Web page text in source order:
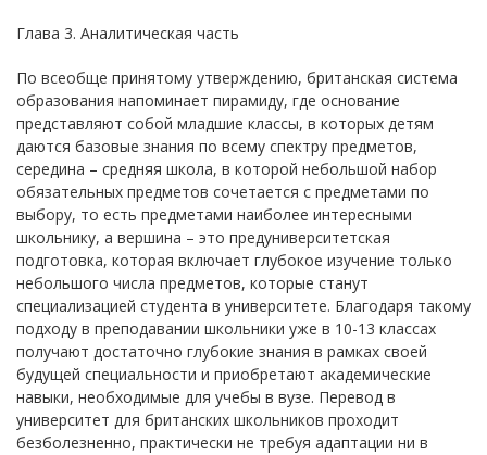
Глава 3. Аналитическая часть
По всеобще принятому утверждению, британская система
образования напоминает пирамиду, где основание
представляют собой младшие классы, в которых детям
даются базовые знания по всему спектру предметов,
середина – средняя школа, в которой небольшой набор
обязательных предметов сочетается с предметами по
выбору, то есть предметами наиболее интересными
школьнику, а вершина – это предуниверситетская
подготовка, которая включает глубокое изучение только
небольшого числа предметов, которые станут
специализацией студента в университете. Благодаря такому
подходу в преподавании школьники уже в 10-13 классах
получают достаточно глубокие знания в рамках своей
будущей специальности и приобретают академические
навыки, необходимые для учебы в вузе. Перевод в
университет для британских школьников проходит
безболезненно, практически не требуя адаптации ни в